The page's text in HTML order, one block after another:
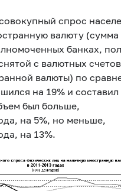
спрос
валюту (сумма
банках,
с валютных счетов
валюты) по
на 19% и составил
был больше,
на 5%, но меньше,
на 13%.